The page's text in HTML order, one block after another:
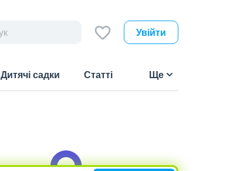
Увійти
Дитячі садки Статті Ще